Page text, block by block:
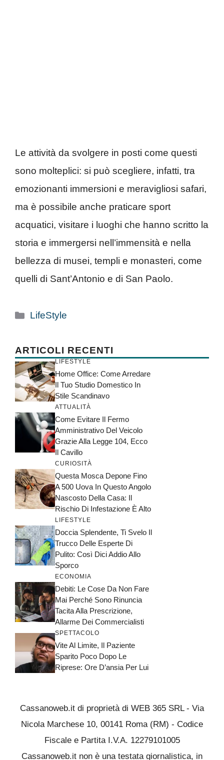
Le attività da svolgere in posti come questi
sono molteplici: si può scegliere, infatti, tra
emozionanti immersioni e meravigliosi safari,
ma è possibile anche praticare sport
acquatici, visitare i luoghi che hanno scritto la
storia e immergersi nell’immensità e nella
bellezza di musei, templi e monasteri, come
quelli di Sant’Antonio e di San Paolo.
Categorie
LifeStyle
ARTICOLI RECENTI
LIFESTYLE
Home Office: Come Arredare
Il Tuo Studio Domestico In
Stile Scandinavo
ATTUALITÀ
Come Evitare Il Fermo
Amministrativo Del Veicolo
Grazie Alla Legge 104, Ecco
Il Cavillo
CURIOSITÀ
Questa Mosca Depone Fino
A 500 Uova In Questo Angolo
Nascosto Della Casa: Il
Rischio Di Infestazione È Alto
LIFESTYLE
Doccia Splendente, Ti Svelo Il
Trucco Delle Esperte Di
Pulito: Così Dici Addio Allo
Sporco
ECONOMIA
Debiti: Le Cose Da Non Fare
Mai Perché Sono Rinuncia
Tacita Alla Prescrizione,
Allarme Dei Commercialisti
SPETTACOLO
Vite Al Limite, Il Paziente
Sparito Poco Dopo Le
Riprese: Ore D’ansia Per Lui
Cassanoweb.it di proprietà di WEB 365 SRL - Via
Nicola Marchese 10, 00141 Roma (RM) - Codice
Fiscale e Partita I.V.A. 12279101005
Cassanoweb.it non è una testata giornalistica, in